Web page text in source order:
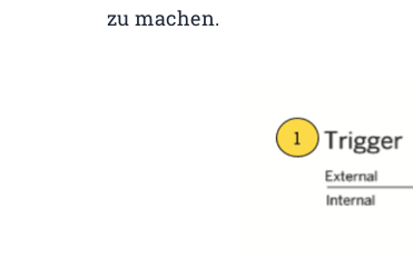
zu machen.